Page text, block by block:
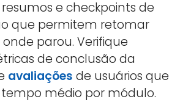
e checkpoints de
que permitem retomar
parou. Verifique
de conclusão da
avaliações de usuários que
médio por módulo.